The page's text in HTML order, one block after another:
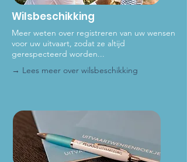
Wilsbeschikking
Meer weten over registreren van uw wensen
voor uw uitvaart, zodat ze altijd
gerespecteerd worden...
→ Lees meer over wilsbeschikking